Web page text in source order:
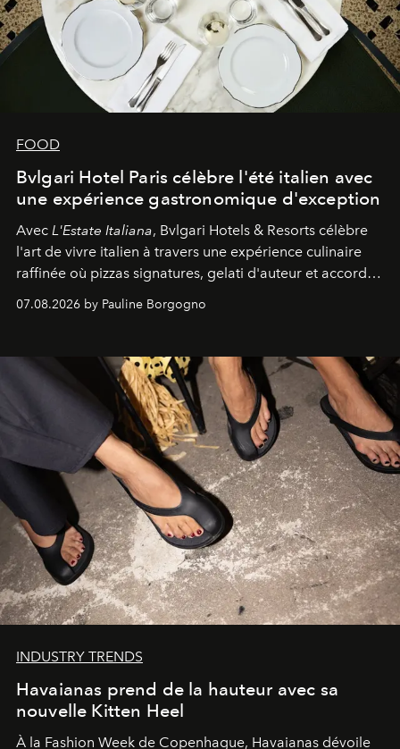
FOOD
Bvlgari Hotel Paris célèbre l'été italien avec
une expérience gastronomique d'exception
Avec L'Estate Italiana, Bvlgari Hotels & Resorts célèbre
l'art de vivre italien à travers une expérience culinaire
raffinée où pizzas signatures, gelati d'auteur et accords
d'exception composent un véritable voyage sensoriel.
07.08.2026 by Pauline Borgogno
INDUSTRY TRENDS
Havaianas prend de la hauteur avec sa
nouvelle Kitten Heel
À la Fashion Week de Copenhague, Havaianas dévoile